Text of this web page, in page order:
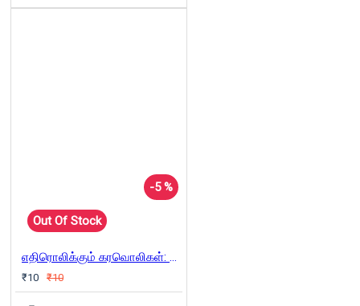
-5 %
Out Of Stock
எதிரொலிக்கும் கரவொலிகள்: அரவாணிகளும் மனிதர்களே
₹10 ₹10